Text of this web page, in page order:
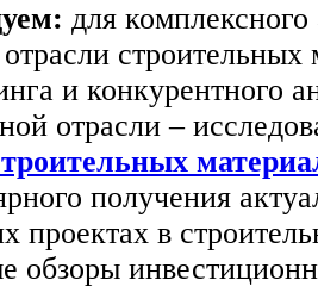
для
строительных
и конкурентного
отрасли –
получения
проектах в
обзоры